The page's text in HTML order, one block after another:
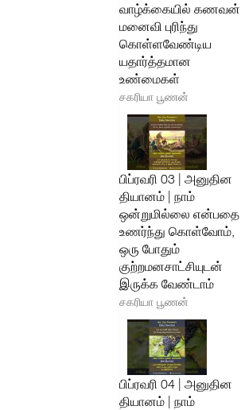
வாழ்க்கையில் கணவன்
மனைவி புரிந்து
கொள்ளவேண்டிய
யதார்த்தமான
உண்மைகள்
சகரியா பூணன்
பிப்ரவரி 03 | அனுதின
தியானம் | நாம்
ஒன்றுமில்லை என்பதை
உணர்ந்து கொள்வோம்,
ஒரு போதும்
குற்றமனசாட்சியுடன்
இருக்க வேண்டாம்
சகரியா பூணன்
பிப்ரவரி 04 | அனுதின
தியானம் | நாம்